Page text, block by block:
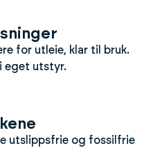
for utleie, klar til bruk.
eget utstyr.
utslippsfrie og fossilfrie